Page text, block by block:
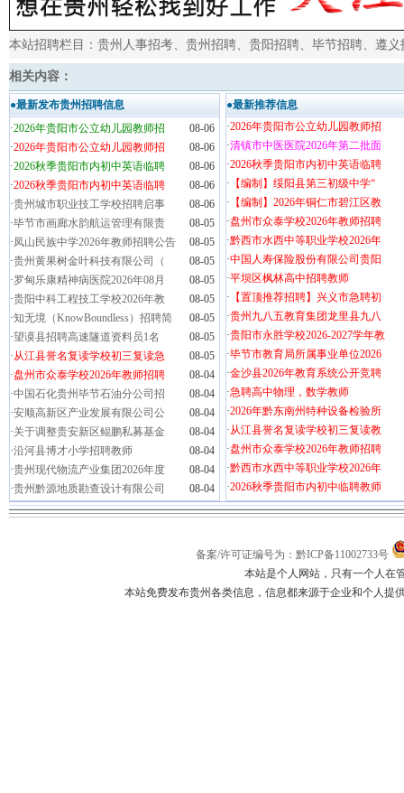
本站招聘栏目： 贵州人事招考、 贵州招聘、 贵阳招聘、 毕节招聘、 遵义
相关内容：
●最新发布贵州招聘信息
·2026年贵阳市公立幼儿园教师招
08-06
·2026年贵阳市公立幼儿园教师招
08-06
·2026秋季贵阳市内初中英语临聘
08-06
·2026秋季贵阳市内初中英语临聘
08-06
·贵州城市职业技工学校招聘启事
08-06
·毕节市画廊水韵航运管理有限责
08-05
·凤山民族中学2026年教师招聘公告
08-05
·贵州黄果树金叶科技有限公司（
08-05
·罗甸乐康精神病医院2026年08月
08-05
·贵阳中科工程技工学校2026年教
08-05
·知无境（KnowBoundless）招聘简
08-05
·望谟县招聘高速隧道资料员1名
08-05
·从江县誉名复读学校初三复读急
08-05
·盘州市众泰学校2026年教师招聘
08-04
·中国石化贵州毕节石油分公司招
08-04
·安顺高新区产业发展有限公司公
08-04
·关于调整贵安新区鲲鹏私募基金
08-04
·沿河县博才小学招聘教师
08-04
·贵州现代物流产业集团2026年度
08-04
·贵州黔源地质勘查设计有限公司 08-04
●最新推荐信息
·2026年贵阳市公立幼儿园教师招
·清镇市中医医院2026年第二批面
·2026秋季贵阳市内初中英语临聘
· 【编制】绥阳县第三初级中学“
· 【编制】2026年铜仁市碧江区教
·盘州市众泰学校2026年教师招聘
·黔西市水西中等职业学校2026年
·中国人寿保险股份有限公司贵阳
·平坝区枫林高中招聘教师
· 【置顶推荐招聘】兴义市急聘初
·贵州九八五教育集团龙里县九八
·贵阳市永胜学校2026-2027学年教
·毕节市教育局所属事业单位2026
·金沙县2026年教育系统公开竞聘
·急聘高中物理，数学教师
·2026年黔东南州特种设备检验所
·从江县誉名复读学校初三复读教
·盘州市众泰学校2026年教师招聘
·黔西市水西中等职业学校2026年
·2026秋季贵阳市内初中临聘教师
备案/许可证编号为：黔ICP备11002733号
本站是个人网站，只有一个人在
本站免费发布贵州各类信息，信息都来源于企业和个人提